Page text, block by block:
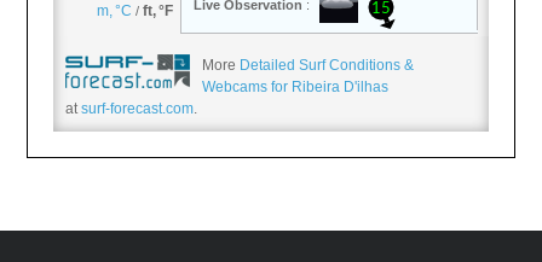
More Detailed Surf Conditions &
Webcams for Ribeira D'ilhas
atsurf-forecast.com.